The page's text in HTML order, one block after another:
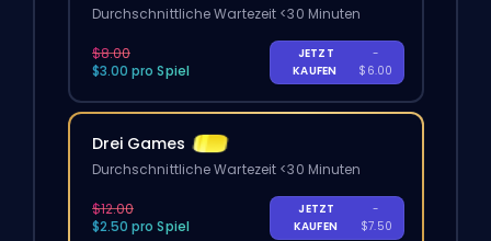
Durchschnittliche Wartezeit <30 Minuten
$8.00
$3.00 pro Spiel
JETZT
KAUFEN
-
$6.00
Drei Games
Durchschnittliche Wartezeit <30 Minuten
$12.00
$2.50 pro Spiel
JETZT
KAUFEN
-
$7.50